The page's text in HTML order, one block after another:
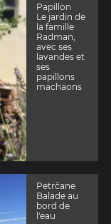
Papillon
Le jardin de
la famille
Radman,
avec ses
lavandes et
ses
papillons
machaons
Petrčane
Balade au
bord de
l'eau